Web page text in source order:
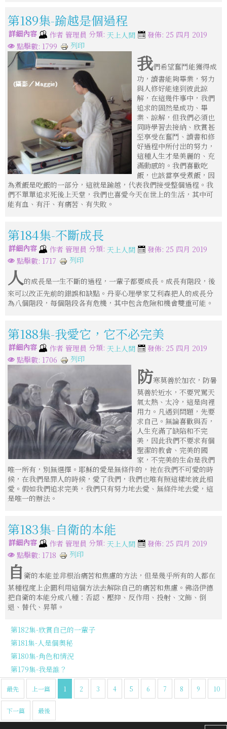
第189集-踰越是個過程
詳細內容 作者 管理員 分類: 天上人間
發佈: 25 四月 2019
點擊數: 1799
列印
我們希望奮鬥能獲得成
功，讀書能夠畢業，努力
與人修好能達到彼此諒
解，在這幾件事中，我們
追求的固然是成功、畢
業、諒解，但我們必須也
同時學習去接納、欣賞甚
至享受在奮鬥、讀書和修
好過程中所付出的努力，
這種人生才是美麗的、充
滿動感的。我們喜歡吃
飯，也該當享受煮飯，因
為煮飯是吃飯的一部分，這就是踰越，代表我們接受整個過程。我
們不單單追求死後上天堂，我們也喜愛今天在世上的生活，其中可
能有血、有汗、有痛苦、有失敗。
第184集-不斷成長
詳細內容 作者 管理員 分類: 天上人間
發佈: 25 四月 2019
點擊數: 1717
列印
人的成長是一生不斷的過程，一輩子都要成長。成長有階段，後
來可以改正先前的錯誤和缺點。丹麥心理學家艾利森把人的成長分
為八個階段，每個階段各有危機，其中包含危險和機會雙重可能。
第188集-我愛它，它不必完美
詳細內容 作者 管理員 分類: 天上人間
發佈: 25 四月 2019
點擊數: 1706
列印
防寒莫善於加衣，防暑
莫善於近水，不要咒駡天
氣太熱、太冷，這是向裡
用力。凡遇到問題，先要
求自己。無論喜歡與否，
人生充滿了缺陷和不完
美，因此我們不要求有個
聖潔的教會、完美的國
家，不完美的生命是我們
唯一所有，別無選擇。耶穌的愛是無條件的，祂在我們不可愛的時
候，在我們是罪人的時候，愛了我們，我們也唯有照這樣地彼此相
愛。假如我們追求完美，我們只有努力地去愛、無條件地去愛，這
是唯一的辦法。
第183集-自衛的本能
詳細內容 作者 管理員 分類: 天上人間
發佈: 25 四月 2019
點擊數: 1718
列印
自衛的本能並非根治痛苦和焦慮的方法，但是幾乎所有的人都在
某種程度上企圖利用這個方法去解除自己的痛苦和焦慮。佛洛伊德
把自衛的本能分成八種：否認、壓抑、反作用、投射、文飾、倒
退、替代、昇華。
第182集-欣賞自己的一輩子
第181集-人是個奧秘
第180集-角色和情況
第179集-我是誰？
最先 上一篇 1 2 3 4 5 6 7 8 9 10
下一篇 最後